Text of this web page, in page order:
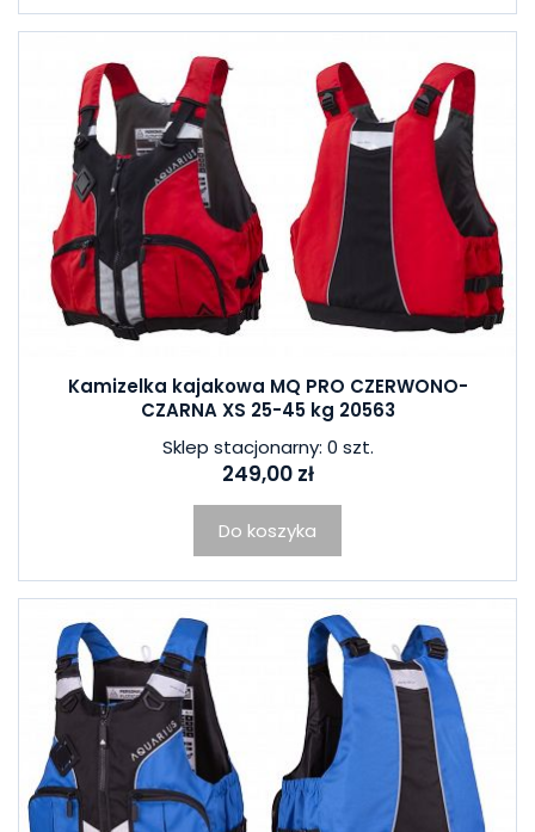
Kamizelka kajakowa MQ PRO CZERWONO-
CZARNA XS 25-45 kg 20563
Sklep stacjonarny: 0 szt.
249,00 zł
Do koszyka